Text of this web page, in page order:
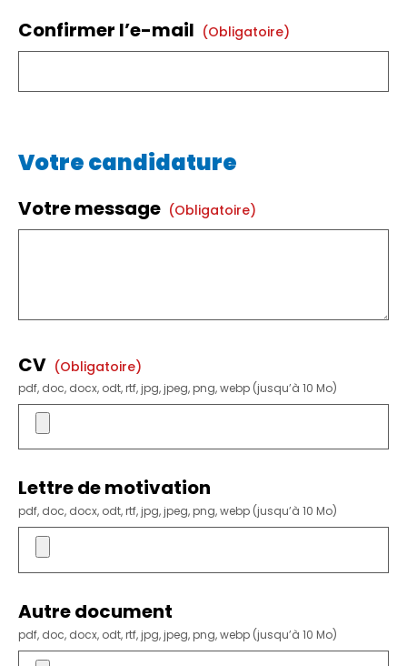
Confirmer l’e-mail (obligatoire)
Votre candidature
Votre message (obligatoire)
CV (obligatoire)
pdf, doc, docx, odt, rtf, jpg, jpeg, png, webp (jusqu’à 10 Mo)
Lettre de motivation
pdf, doc, docx, odt, rtf, jpg, jpeg, png, webp (jusqu’à 10 Mo)
Autre document
pdf, doc, docx, odt, rtf, jpg, jpeg, png, webp (jusqu’à 10 Mo)